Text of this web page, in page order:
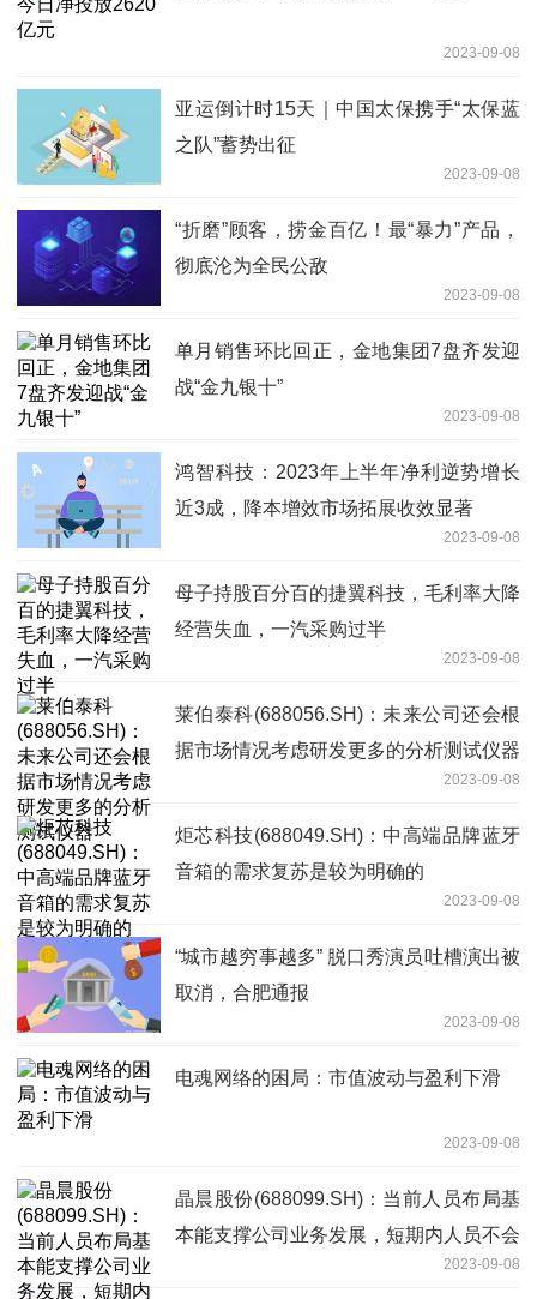
2023-09-08
亚运倒计时15天｜中国太保携手“太保蓝
之队”蓄势出征
2023-09-08
“折磨”顾客，捞金百亿！最“暴力”产品，
彻底沦为全民公敌
2023-09-08
单月销售环比回正，金地集团7盘齐发迎
战“金九银十”
2023-09-08
鸿智科技：2023年上半年净利逆势增长
近3成，降本增效市场拓展收效显著
2023-09-08
母子持股百分百的捷翼科技，毛利率大降
经营失血，一汽采购过半
2023-09-08
莱伯泰科(688056.SH)：未来公司还会根
据市场情况考虑研发更多的分析测试仪器
2023-09-08
炬芯科技(688049.SH)：中高端品牌蓝牙
音箱的需求复苏是较为明确的
2023-09-08
“城市越穷事越多” 脱口秀演员吐槽演出被
取消，合肥通报
2023-09-08
电魂网络的困局：市值波动与盈利下滑
2023-09-08
晶晨股份(688099.SH)：当前人员布局基
本能支撑公司业务发展，短期内人员不会
2023-09-08